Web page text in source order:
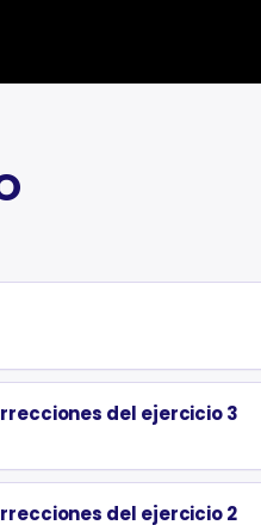
del ejercicio 3
del ejercicio 2